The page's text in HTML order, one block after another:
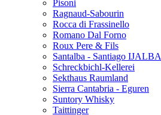
Pisoni
Ragnaud-Sabourin
Rocca di Frassinello
Romano Dal Forno
Roux Pere & Fils
Santalba - Santiago IJALBA
Schreckbichl-Kellerei
Sekthaus Raumland
Sierra Cantabria - Eguren
Suntory Whisky
Taittinger